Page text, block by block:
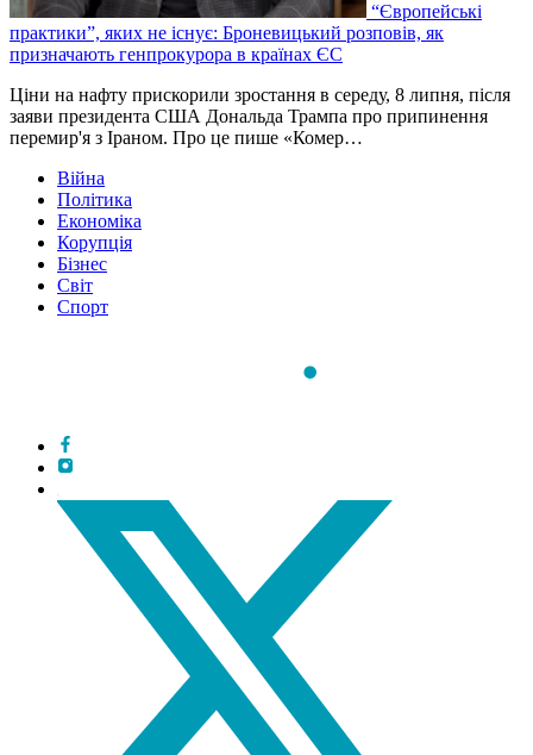
“Європейські
практики”, яких не існує: Броневицький розповів, як
призначають генпрокурора в країнах ЄС
Ціни на нафту прискорили зростання в середу, 8 липня, після
заяви президента США Дональда Трампа про припинення
перемир'я з Іраном. Про це пише «Комер…
Війна
Політика
Економіка
Корупція
Бізнес
Світ
Спорт